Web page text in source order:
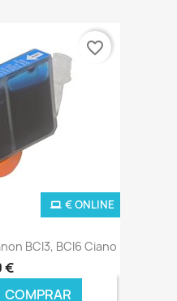
€ ONLINE
BCI3, BCI6 Ciano
€
COMPRAR
€ ONLINE
favorite_border